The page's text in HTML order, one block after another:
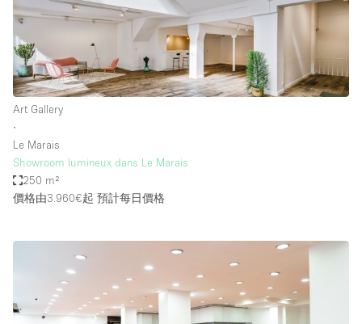
Art Gallery
∙
Le Marais
Showroom lumineux dans Le Marais
250 m²
價格由3.960€起 預計每日價格